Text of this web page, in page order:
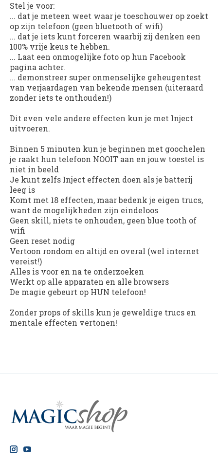
Stel je voor:
... dat je meteen weet waar je toeschouwer op zoekt
op zijn telefoon (geen bluetooth of wifi)
... dat je iets kunt forceren waarbij zij denken een
100% vrije keus te hebben.
... Laat een onmogelijke foto op hun Facebook
pagina achter.
... demonstreer super onmenselijke geheugentest
van verjaardagen van bekende mensen (uiteraard
zonder iets te onthouden!)
Dit even vele andere effecten kun je met Inject
uitvoeren.
Binnen 5 minuten kun je beginnen met goochelen
je raakt hun telefoon NOOIT aan en jouw toestel is
niet in beeld
Je kunt zelfs Inject effecten doen als je batterij
leeg is
Komt met 18 effecten, maar bedenk je eigen trucs,
want de mogelijkheden zijn eindeloos
Geen skill, niets te onhouden, geen blue tooth of
wifi
Geen reset nodig
Vertoon rondom en altijd en overal (wel internet
vereist!)
Alles is voor en na te onderzoeken
Werkt op alle apparaten en alle browsers
De magie gebeurt op HUN telefoon!
Zonder props of skills kun je geweldige trucs en
mentale effecten vertonen!